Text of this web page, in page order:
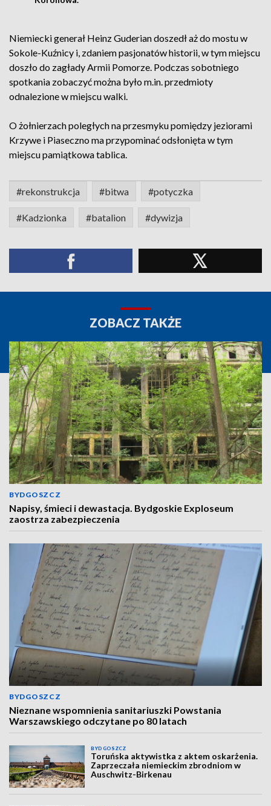
Niemiecki generał Heinz Guderian doszedł aż do mostu w
Sokole-Kuźnicy i, zdaniem pasjonatów historii, w tym miejscu
doszło do zagłady Armii Pomorze. Podczas sobotniego
spotkania zobaczyć można było m.in. przedmioty
odnalezione w miejscu walki.
O żołnierzach poległych na przesmyku pomiędzy jeziorami
Krzywe i Piaseczno ma przypominać odsłonięta w tym
miejscu pamiątkowa tablica.
#rekonstrukcja #bitwa #potyczka
#Kadzionka #batalion #dywizja
ZOBACZ TAKŻE
BYDGOSZCZ
Napisy, śmieci i dewastacja. Bydgoskie Exploseum
zaostrza zabezpieczenia
BYDGOSZCZ
Nieznane wspomnienia sanitariuszki Powstania
Warszawskiego odczytane po 80 latach
BYDGOSZCZ
Toruńska aktywistka z aktem oskarżenia.
Zaprzeczała niemieckim zbrodniom w
Auschwitz-Birkenau